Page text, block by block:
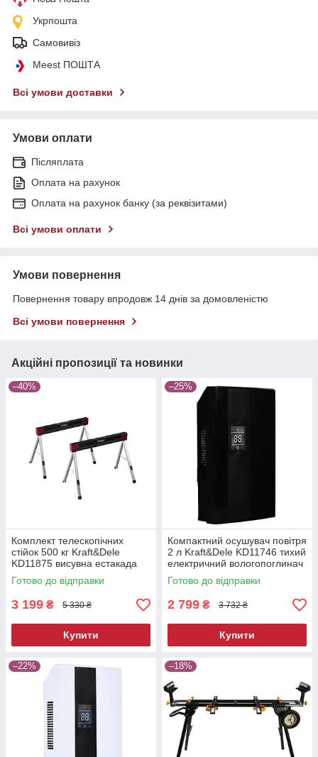
Укрпошта
Самовивіз
Meest ПОШТА
Всі умови доставки
Умови оплати
Післяплата
Оплата на рахунок
Оплата на рахунок банку (за реквізитами)
Всі умови оплати
Умови повернення
Повернення товару впродовж 14 днів за домовленістю
Всі умови повернення
Акційні пропозиції та новинки
–40%
Комплект телескопічних
стійок 500 кг Kraft&Dele
KD11875 висувна естакада
Готово до відправки
3 199 ₴ 5 330 ₴
Купити
–25%
Компактний осушувач повітря
2 л Kraft&Dele KD11746 тихий
електричний вологопоглинач
Готово до відправки
2 799 ₴ 3 732 ₴
Купити
–22% –18%